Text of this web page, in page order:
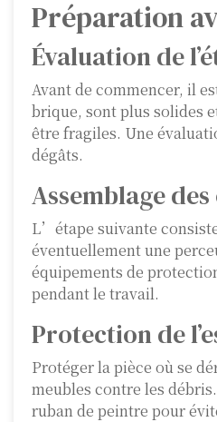
Préparation
Évaluation de
Avant de commencer, il
brique, sont plus solides
être fragiles. Une
dégâts.
Assemblage
L’étape suivante
éventuellement une
équipements de
pendant le travail.
Protection de
Protéger la pièce où se
meubles contre les
ruban de peintre pour